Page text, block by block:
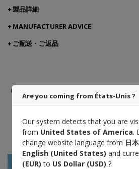
製品詳細
MANUFACTURER ADVICE
ご配送・ご返品
Cuir Taurillon Made in France
Designed in
Saddle
Are you coming from États-Unis ?
Our system detects that you are
from United States of America.
change website language from 日
English (United States) and
(EUR) to US Dollar (USD) ?